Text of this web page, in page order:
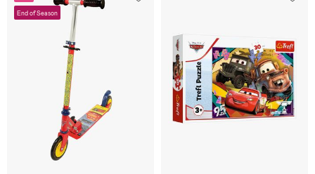
End of Season